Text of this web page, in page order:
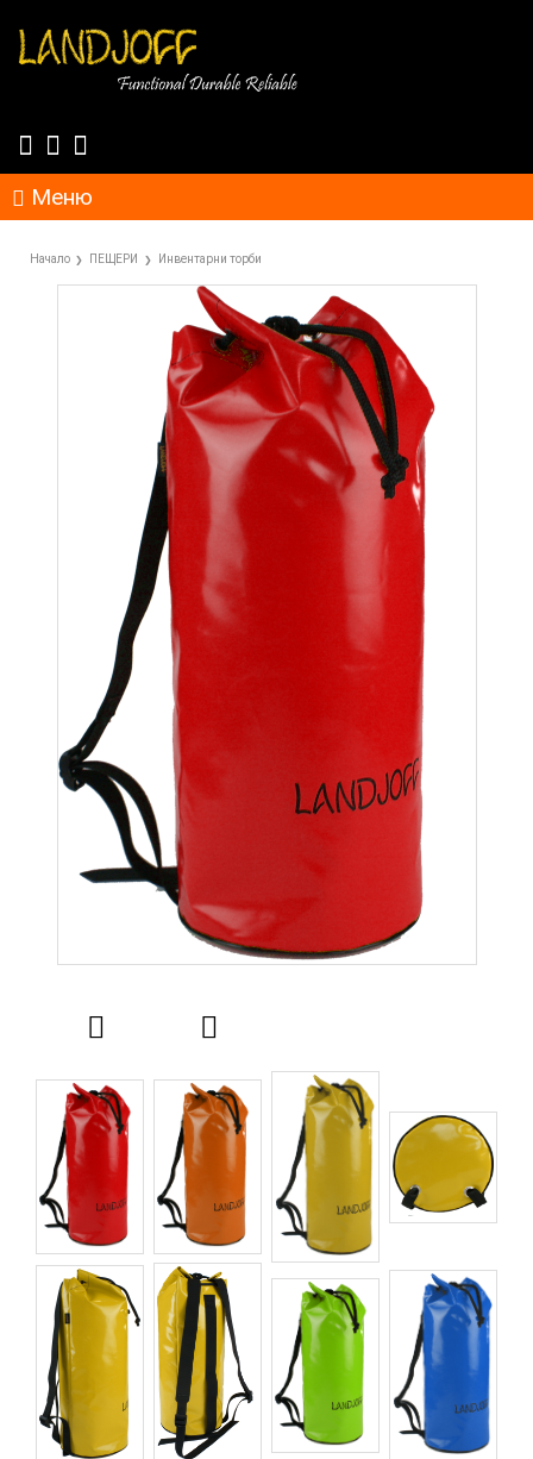
Меню
Начало ПЕЩЕРИ Инвентарни торби